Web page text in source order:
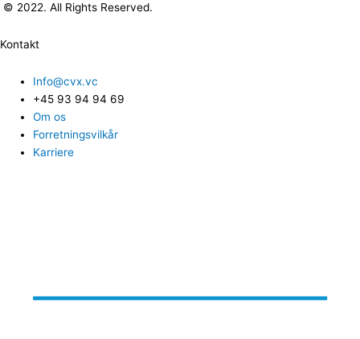
© 2022. All Rights Reserved.
Kontakt
Info@cvx.vc
+45 93 94 94 69
Om os
Forretningsvilkår
Karriere